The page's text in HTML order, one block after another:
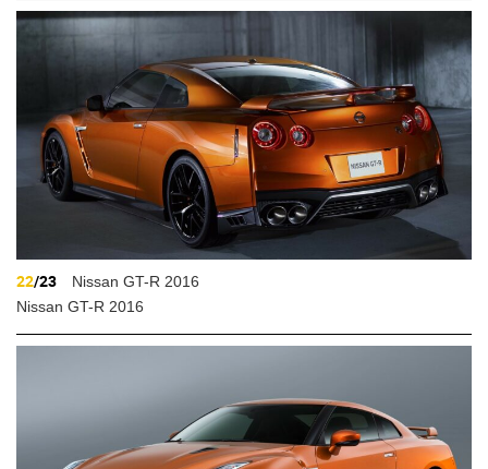
22/23
Nissan GT-R 2016
Nissan GT-R 2016